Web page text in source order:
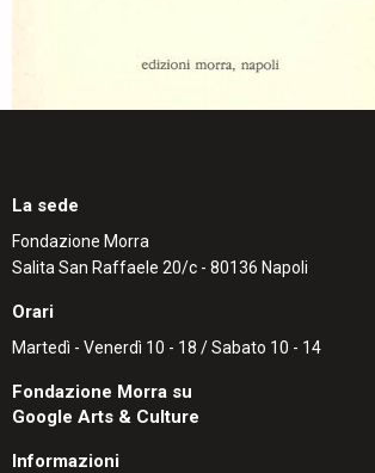
La sede
Fondazione Morra
Salita San Raffaele 20/c - 80136 Napoli
Orari
Martedì - Venerdì 10 - 18 / Sabato 10 - 14
Fondazione Morra su
Google Arts & Culture
Informazioni